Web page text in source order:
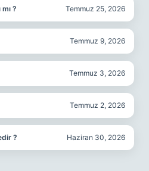
? Temmuz 25, 2026
Temmuz 9, 2026
Temmuz 3, 2026
Temmuz 2, 2026
? Haziran 30, 2026